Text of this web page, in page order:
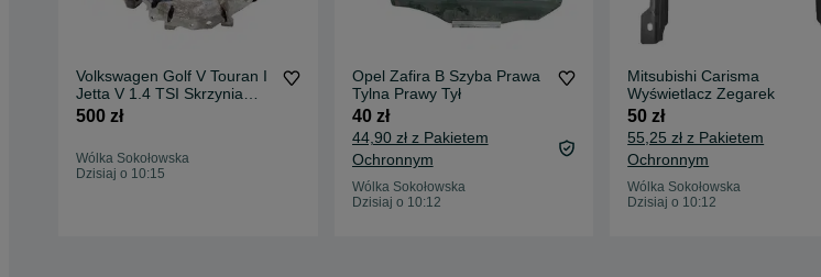
Volkswagen Golf V Touran I
Jetta V 1.4 TSI Skrzynia
Biegów JXP
500 zł
Wólka Sokołowska
Dzisiaj o 10:15
Opel Zafira B Szyba Prawa
Tylna Prawy Tył
40 zł
44,90 zł z Pakietem
Ochronnym
Wólka Sokołowska
Dzisiaj o 10:12
Mitsubishi Carisma
Wyświetlacz Zegarek
50 zł
55,25 zł z Pakietem
Ochronnym
Wólka Sokołowska
Dzisiaj o 10:12